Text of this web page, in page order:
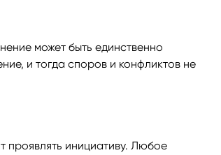
может быть единственно
и тогда споров и конфликтов не
проявлять инициативу. Любое